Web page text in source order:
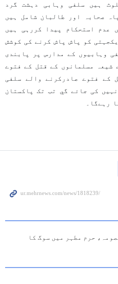
ہیں سلفی وہابی دہشت گرد
صحابہ اور طالبان شامل ہیں
عدم استحکام پیدا کررہی ہیں
کو پاش پاش کرنے کی کوشش
وہابیوں کے مدارس پر پابندی
شیعہ مسلمانوں کے قتل کے فتوے
کے فتوے صادرکرنے والے سلفی
نہیں کی جائے گي تب تک پاکستان
رہےگا۔
حرم مطہر میں سوگ کا